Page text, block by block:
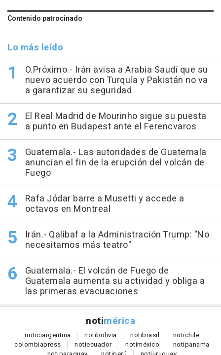
Contenido patrocinado
Lo más leído
O.Próximo.- Irán avisa a Arabia Saudí que su
nuevo acuerdo con Turquía y Pakistán no va
a garantizar su seguridad
El Real Madrid de Mourinho sigue su puesta
a punto en Budapest ante el Ferencvaros
Guatemala.- Las autoridades de Guatemala
anuncian el fin de la erupción del volcán de
Fuego
Rafa Jódar barre a Musetti y accede a
octavos en Montreal
Irán.- Qalibaf a la Administración Trump: "No
necesitamos más teatro"
Guatemala.- El volcán de Fuego de
Guatemala aumenta su actividad y obliga a
las primeras evacuaciones
notimérica
noticiargentina notibolivia notibrasil notichile
colombiapress notiecuador notiméxico notipanama